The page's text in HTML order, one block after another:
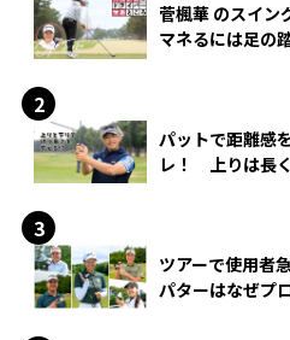
菅楓華 のスイン
マネるには足の
パットで距離感
レ！ 上りは長
ツアーで使用者
パターはなぜプ